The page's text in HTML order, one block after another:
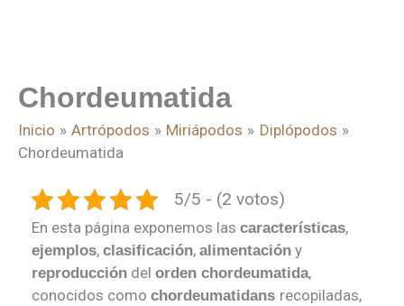
Chordeumatida
Inicio Artrópodos Miriápodos
Diplópodos
Chordeumatida
5/5 - (2 votos)
En esta página exponemos las características,
ejemplos, clasificación, alimentación y
reproducción del orden chordeumatida,
conocidos como chordeumatidans recopiladas,